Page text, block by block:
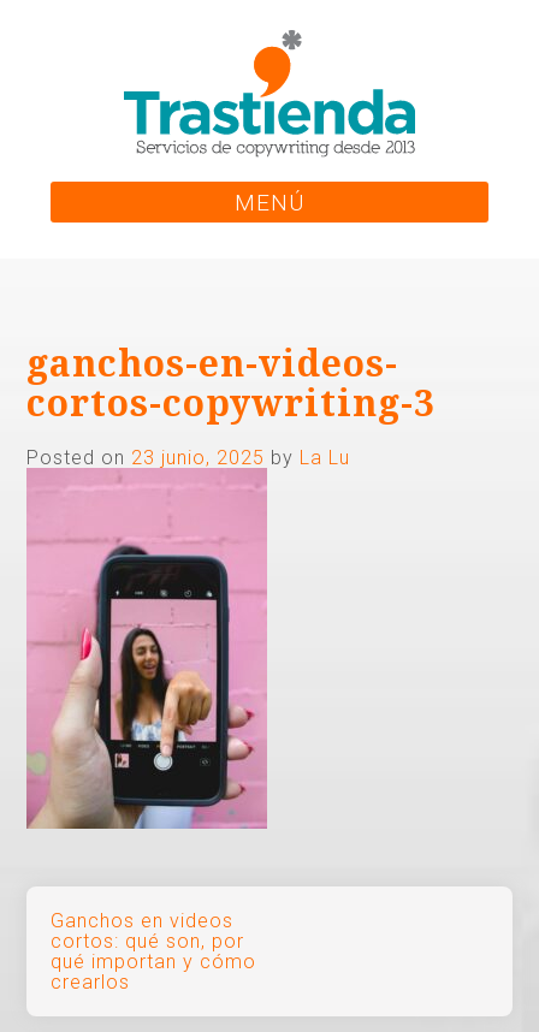
MENÚ
ganchos-en-videos-
cortos-copywriting-3
Posted on 23 junio, 2025 by La Lu
Navegación
de
entradas
Ganchos en videos
cortos: qué son, por
qué importan y cómo
crearlos